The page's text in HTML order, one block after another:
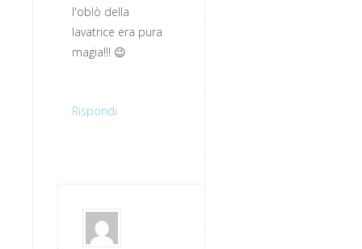
l'oblò della
lavatrice era pura
magia!!! 😉
Rispondi